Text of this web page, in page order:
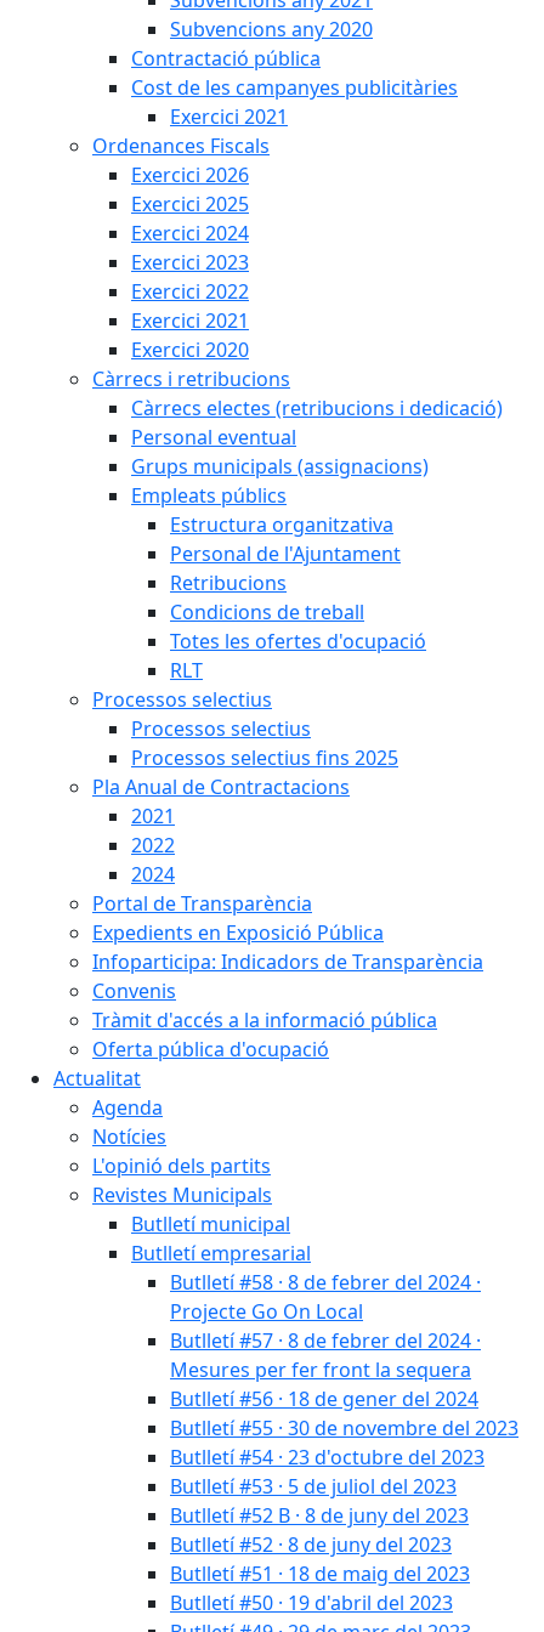
Subvencions any 2020
Contractació pública
Cost de les campanyes publicitàries
Exercici 2021
Ordenances Fiscals
Exercici 2026
Exercici 2025
Exercici 2024
Exercici 2023
Exercici 2022
Exercici 2021
Exercici 2020
Càrrecs i retribucions
Càrrecs electes (retribucions i dedicació)
Personal eventual
Grups municipals (assignacions)
Empleats públics
Estructura organitzativa
Personal de l'Ajuntament
Retribucions
Condicions de treball
Totes les ofertes d'ocupació
RLT
Processos selectius
Processos selectius
Processos selectius fins 2025
Pla Anual de Contractacions
2021
2022
2024
Portal de Transparència
Expedients en Exposició Pública
Infoparticipa: Indicadors de Transparència
Convenis
Tràmit d'accés a la informació pública
Oferta pública d'ocupació
Actualitat
Agenda
Notícies
L'opinió dels partits
Revistes Municipals
Butlletí municipal
Butlletí empresarial
Butlletí #58 · 8 de febrer del 2024 ·
Projecte Go On Local
Butlletí #57 · 8 de febrer del 2024 ·
Mesures per fer front la sequera
Butlletí #56 · 18 de gener del 2024
Butlletí #55 · 30 de novembre del 2023
Butlletí #54 · 23 d'octubre del 2023
Butlletí #53 · 5 de juliol del 2023
Butlletí #52 B · 8 de juny del 2023
Butlletí #52 · 8 de juny del 2023
Butlletí #51 · 18 de maig del 2023
Butlletí #50 · 19 d'abril del 2023